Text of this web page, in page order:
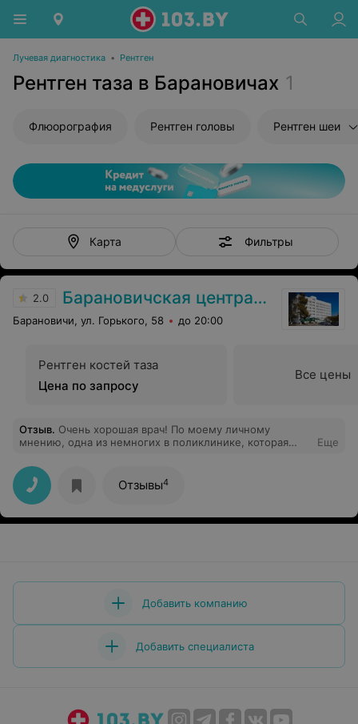
Лучевая диагностика • Рентген
Рентген таза в Барановичах 1
Флюорография Рентген головы Рентген шеи
Карта Фильтры
2.0 Барановичская центральная поликлиника
Барановичи, ул. Горького, 58 до 20:00
Рентген костей таза
Цена по запросу
Все цены
Отзыв. Очень хорошая врач! По моему личному
мнению, одна из немногих в поликлинике, которая
помочь! Особенно, когда видно, что пациент
испытывает безнадежность в своем заболевании, она
никогда не сдается, а ищит причину, что бы помочь!
Всегда приятно прийти к данному специалисту на
приём! Спасибо большое за ее труд и помощь...
Еще
Отзывы4
Добавить компанию
Добавить специалиста